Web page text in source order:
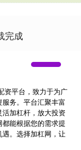
完成
资平台，致力于为广
务。平台汇聚丰富
加杠杆，放大投资
能根据您的需求提
。选择加杠网，让